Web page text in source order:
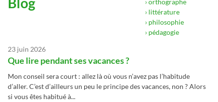
› littérature
› philosophie
› pédagogie
23 juin 2026
Que lire pendant ses vacances ?
Mon conseil sera court : allez là où vous n’avez pas l’habitude
d’aller. C’est d’ailleurs un peu le principe des vacances, non ? Alors
si vous êtes habitué à...